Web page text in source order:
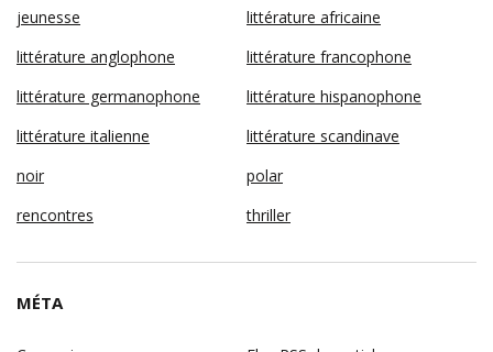
jeunesse
littérature africaine
littérature anglophone
littérature francophone
littérature germanophone
littérature hispanophone
littérature italienne
littérature scandinave
noir
polar
rencontres
thriller
MÉTA